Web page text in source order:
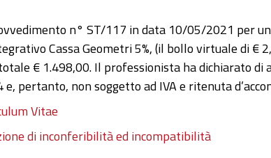
n° ST/117 in data 10/05/2021 per
Cassa Geometri 5%, (il bollo virtuale di €
€ 1.498,00. Il professionista ha dichiarato di
pertanto, non soggetto ad IVA e ritenuta
Vitae
di inconferibilità ed incompatibilità